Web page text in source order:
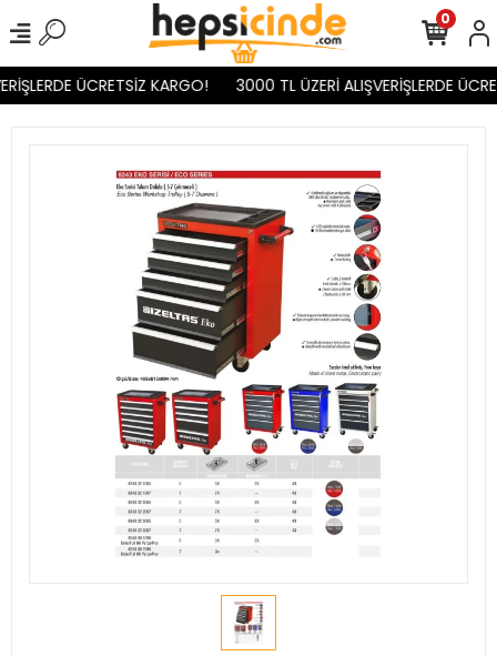
ÜCRETSİZ KARGO! 3000 TL ÜZERİ ALIŞVERİŞLERDE
0